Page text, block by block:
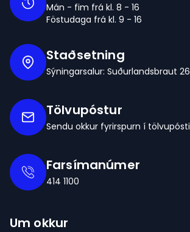
Mán - fim frá kl. 8 - 16
Föstudaga frá kl. 9 - 16
Staðsetning
Sýningarsalur: Suðurlandsbraut 26
Tölvupóstur
Sendu okkur fyrirspurn í tölvupósti
Farsímanúmer
414 1100
Um okkur